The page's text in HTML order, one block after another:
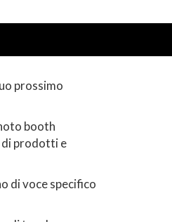
prossimo
booth
di prodotti e
di voce specifico